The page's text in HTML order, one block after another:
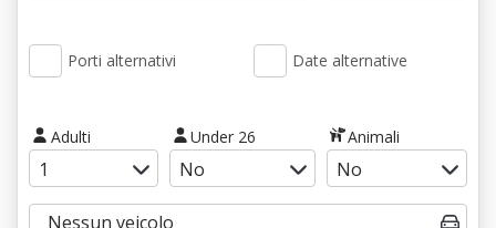
Porti alternativi Date alternative
Adulti Under 26 Animali